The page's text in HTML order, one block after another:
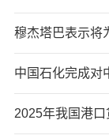
穆杰塔巴表示将
中国石化完成对
2025年我国港